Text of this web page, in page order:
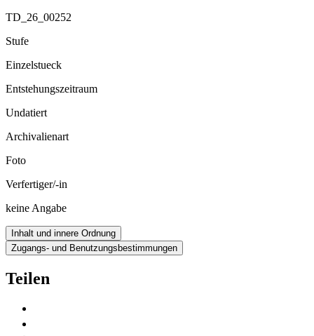
TD_26_00252
Stufe
Einzelstueck
Entstehungszeitraum
Undatiert
Archivalienart
Foto
Verfertiger/-in
keine Angabe
Inhalt und innere Ordnung
Zugangs- und Benutzungsbestimmungen
Teilen